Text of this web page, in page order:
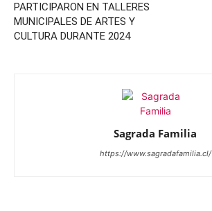
PARTICIPARON EN TALLERES
MUNICIPALES DE ARTES Y
CULTURA DURANTE 2024
Sagrada Familia
https://www.sagradafamilia.cl/